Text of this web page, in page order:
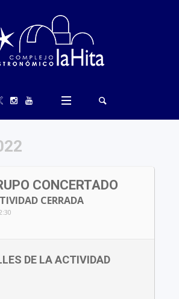
CONCERTADO
CERRADA
DE LA ACTIVIDAD